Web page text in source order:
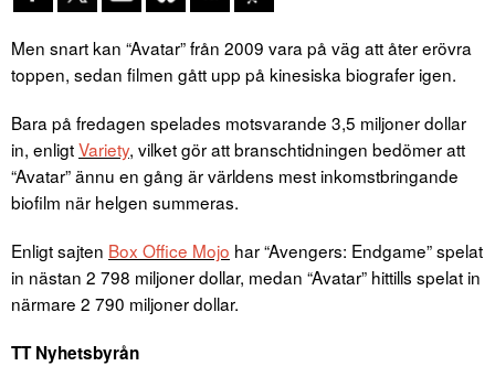
Men snart kan “Avatar” från 2009 vara på väg att åter erövra
toppen, sedan filmen gått upp på kinesiska biografer igen.
Bara på fredagen spelades motsvarande 3,5 miljoner dollar
in, enligtVariety, vilket gör att branschtidningen bedömer att
“Avatar” ännu en gång är världens mest inkomstbringande
biofilm när helgen summeras.
Enligt sajten Box Office Mojo har “Avengers: Endgame” spelat
in nästan 2 798 miljoner dollar, medan “Avatar” hittills spelat in
närmare 2 790 miljoner dollar.
TT Nyhetsbyrån